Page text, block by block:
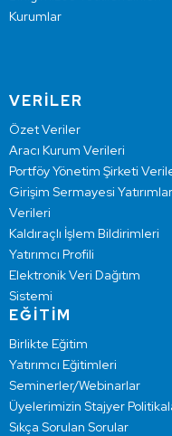
Kurumlar
VERİLER
Özet Veriler
Aracı Kurum Verileri
Portföy Yönetim Şirketi
Girişim Sermayesi
Verileri
Kaldıraçlı İşlem Bildirimleri
Yatırımcı Profili
Elektronik Veri Dağıtım
Sistemi
EĞİTİM
Birlikte Eğitim
Yatırımcı Eğitimleri
Seminerler/Webinarlar
Üyelerimizin Stajyer
Sıkça Sorulan Sorular